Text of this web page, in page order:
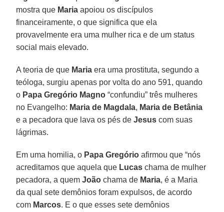
mostra que Maria apoiou os discípulos
financeiramente, o que significa que ela
provavelmente era uma mulher rica e de um status
social mais elevado.
A teoria de que Maria era uma prostituta, segundo a
teóloga, surgiu apenas por volta do ano 591, quando
o Papa Gregório Magno “confundiu” três mulheres
no Evangelho: Maria de Magdala, Maria de Betânia
e a pecadora que lava os pés deJesus com suas
lágrimas.
Em uma homilia, o Papa Gregório afirmou que “nós
acreditamos que aquela que Lucas chama de mulher
pecadora, a quemJoão chama de Maria, é a Maria
da qual sete demônios foram expulsos, de acordo
com Marcos. E o que esses sete demônios